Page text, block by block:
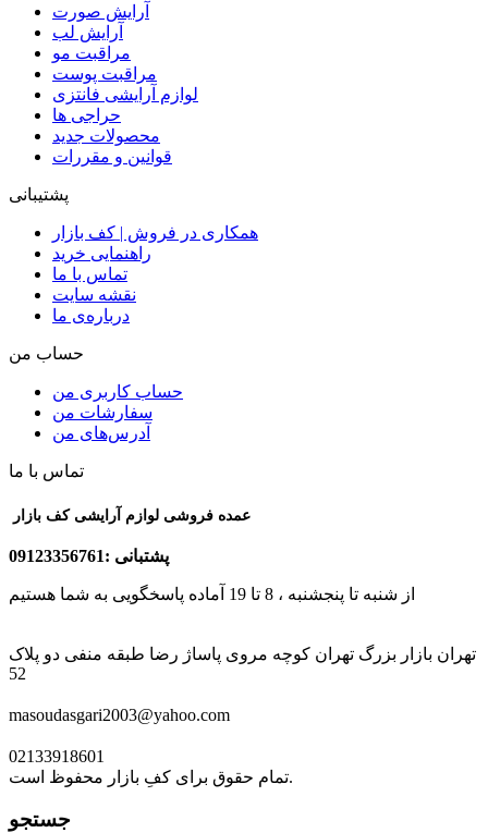
آرایش صورت
آرایش لب
مراقبت مو
مراقبت پوست
لوازم آرایشی فانتزی
حراجی ها
محصولات جدید
قوانین و مقررات
پشتیبانی
همکاری در فروش | کف بازار
راهنمایی خرید
تماس با ما
نقشه سایت
درباره‌ی ما
حساب من
حساب کاربری من
سفارشات من
آدرس‌های من
تماس با ما
پشتبانی :09123356761
از شنبه تا پنجشنبه ، 8 تا 19 آماده پاسخگویی به شما هستیم
تهران بازار بزرگ تهران کوچه مروی پاساژ رضا طبقه منفی دو پلاک
52
masoudasgari2003@yahoo.com
02133918601
تمام حقوق برای کفِ بازار محفوظ است.
جستجو